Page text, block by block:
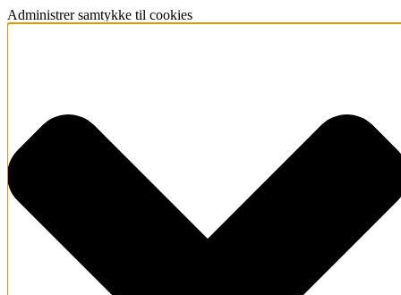
Administrer samtykke til cookies